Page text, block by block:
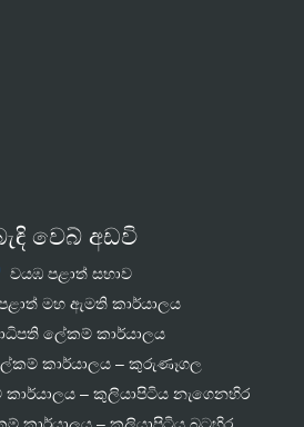
වෙබ් අඩවි
වයඹ පළාත් සභාව
මහ ඇමති කාර්යාලය
ලේකම් කාර්යාලය
කාර්යාලය – කුරුණෑගල
කාර්යාලය – කුලියාපිටිය නැගෙනහිර